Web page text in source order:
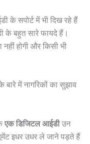
के सपोर्ट में भी दिख रहे हैं
के बहुत सारे फायदे हैं।
होगी और किसी भी
में नागरिकों का सुझाव
एक डिजिटल आईडीउन
इधर उधर ले जाने पड़ते हैं